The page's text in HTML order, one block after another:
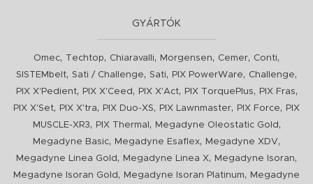
GYÁRTÓK
Omec, Techtop, Chiaravalli, Morgensen, Cemer, Conti,
SISTEMbelt, Sati / Challenge, Sati, PIX PowerWare, Challenge,
PIX X'Pedient, PIX X'Ceed , PIX X'Act, PIX TorquePlus, PIX Fras,
PIX X'Set, PIX X'tra, PIX Duo-XS, PIX Lawnmaster, PIX Force,
PIX
MUSCLE-XR3, PIX Thermal , Megadyne Oleostatic Gold ,
Megadyne Basic, Megadyne Esaflex, Megadyne XDV,
Megadyne Linea Gold , Megadyne Linea X, Megadyne Isoran,
Megadyne Isoran Gold , Megadyne Isoran Platinum,
Megadyne